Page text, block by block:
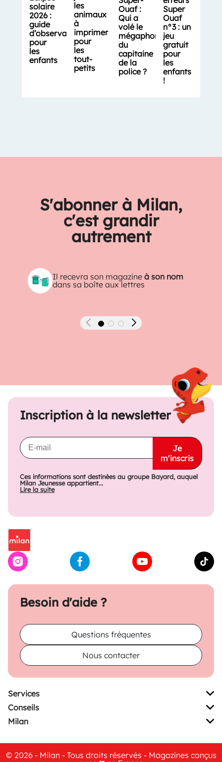
solaire
2026 :
guide
d’observation
pour
les
enfants
les
animaux
à
imprimer
pour
les
tout-
petits
Ouaf :
Qui a
volé le
mégaphone
du
capitaine
de la
police ?
Super
Ouaf
n°3 : un
jeu
gratuit
pour
les
enfants
!
S'abonner à Milan,
c'est grandir
autrement
Il recevra son magazineà son nom
dans sa boîte aux lettres
Précédent Suivant
Besoin d'aide ?
Questions fréquentes
Nous contacter
Inscription à la newsletter
Je
m'inscris
Ces informations sont destinées au groupe Bayard, auquel
Milan Jeunesse appartient...
Lire la suite
Services
Conseils
Milan
© 2026 - Milan - Tous droits réservés - Magazines conçus